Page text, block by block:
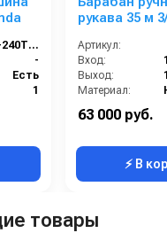
AD-352-240TS / AD-352-040TS
-
Есть
1
рукава 35 м
Артикул:
Вход:
Выход:
Материал:
Вес, кг:
63 000 руб.
⚡ В
товары